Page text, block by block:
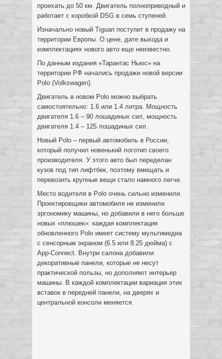
проехать до 50 км. Двигатель полноприводный и
работает с коробкой DSG в семь ступеней.
Изначально новый Tiguan поступит в продажу на
территории Европы. О цене, дате выхода и
комплектациях нового авто еще неизвестно.
По данным издания «Тарантас Ньюс» на
территории РФ начались продажи новой версии
Polo (Volkswagen).
Двигатель в новом Polo можно выбрать
самостоятельно: 1.6 или 1.4 литра. Мощность
двигателя 1.6 – 90 лошадиных сил, мощность
двигателя 1.4 – 125 лошадиных сил.
Новый Polo – первый автомобиль в России,
который получил новенький логотип своего
производителя. У этого авто был переделан
кузов под тип лифтбек, поэтому вмещать и
перевозить крупные вещи стало намного легче.
Место водителя в Polo очень сильно изменили.
Проектировщики автомобиля не изменили
эргономику машины, но добавили в него больше
новых «плюшек»: каждая комплектация
обновленного Polo имеет систему мультимедиа
с сенсорным экраном (6.5 или 8.25 дюйма) с
App-Connect. Внутри салона добавили
декоративные панели, которые не несут
практической пользы, но дополняют интерьер
машины. В каждой комплектации вариация этих
вставок в передней панели, на дверях и
центральной консоли меняется.